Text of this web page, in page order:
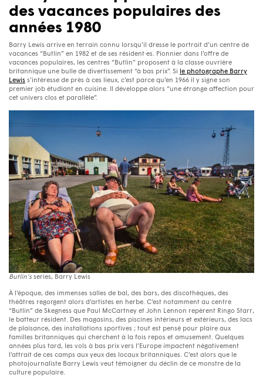
des vacances populaires des
années 1980
Barry Lewis arrive en terrain connu lorsqu’il dresse le portrait d’un centre de
vacances “Butlin” en 1982 et de ses résident·es. Pionnier dans l’offre de
vacances populaires, les centres “Butlin” proposent à la classe ouvrière
britannique une bulle de divertissement “à bas prix”. Si
le photographe Barry
Lewis s’intéresse de près à ces lieux, c’est parce qu’en 1966 il y signe son
premier job étudiant en cuisine. Il développe alors “une étrange affection pour
cet univers clos et parallèle”.
Butlin’s series, Barry Lewis
À l’époque, des immenses salles de bal, des bars, des discothèques, des
théâtres regorgent alors d’artistes en herbe. C’est notamment au centre
“Butlin” de Skegness que Paul McCartney et John Lennon repèrent Ringo Starr,
le batteur résident. Des magasins, des piscines intérieurs et extérieurs, des lacs
de plaisance, des installations sportives ; tout est pensé pour plaire aux
familles britanniques qui cherchent à la fois repos et amusement. Quelques
années plus tard, les vols à bas prix vers l’Europe impactent négativement
l’attrait de ces camps aux yeux des locaux britanniques. C’est alors que le
photojournaliste Barry Lewis veut témoigner du déclin de ce monstre de la
culture populaire.